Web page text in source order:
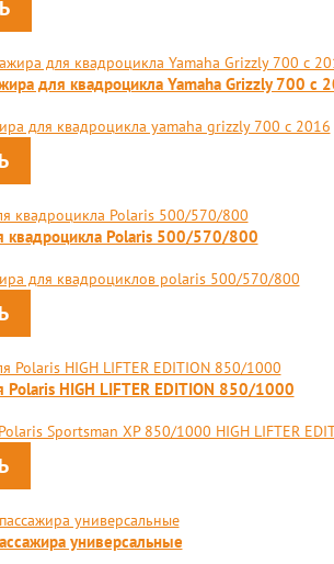
для квадроцикла Yamaha Grizzly 700 c
для квадроцикла yamaha grizzly 700 c 2016
квадроцикла Polaris 500/570/800
для квадроциклов polaris 500/570/800
HIGH LIFTER EDITION 850/1000
Sportsman XP 850/1000 HIGH LIFTER
универсальные